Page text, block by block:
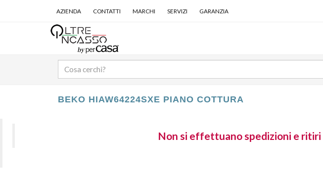
AZIENDA CONTATTI MARCHI SERVIZI GARANZIA
BEKO HIAW64224SXE PIANO COTTURA
Non si effettuano spedizioni e ritiri